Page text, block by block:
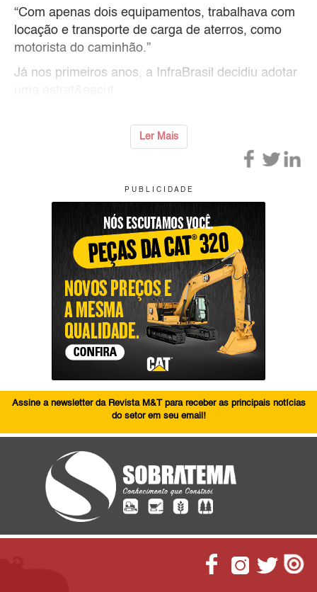
“Com apenas dois equipamentos, trabalhava com
locação e transporte de carga de aterros, como
motorista do caminhão.”
Já nos primeiros anos, a InfraBrasil decidiu adotar
Ler Mais
P U B L I C I D A D E
Assine a newsletter da Revista M&T para receber as principais notícias
do setor em seu email!